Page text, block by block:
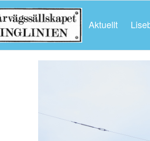
Aktuellt